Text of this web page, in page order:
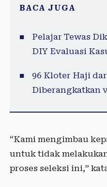
BACA JUGA
Pelajar Tewas
DIY Evaluasi
96 Kloter Haji
Diberangkatkan
“Kami mengimbau
untuk tidak
proses seleksi ini,”